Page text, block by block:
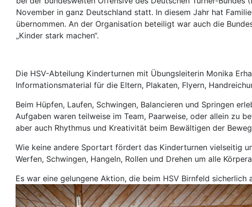
November in ganz Deutschland statt. In diesem Jahr hat
übernommen. An der Organisation beteiligt war auch die
„Kinder stark machen“.
Die HSV-Abteilung Kinderturnen mit Übungsleiterin Monika
Informationsmaterial für die Eltern, Plakaten, Flyern,
Beim Hüpfen, Laufen, Schwingen, Balancieren und Springen
Aufgaben waren teilweise im Team, Paarweise, oder allein zu
aber auch Rhythmus und Kreativität beim Bewältigen der
Wie keine andere Sportart fördert das Kinderturnen vielseitig
Werfen, Schwingen, Hangeln, Rollen und Drehen um alle
Es war eine gelungene Aktion, die beim HSV Birnfeld